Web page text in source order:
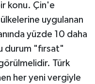
konu. Çin'e
uygulanan
yüzde 10 daha
durum "fırsat"
Türk
her yeni vergiyle